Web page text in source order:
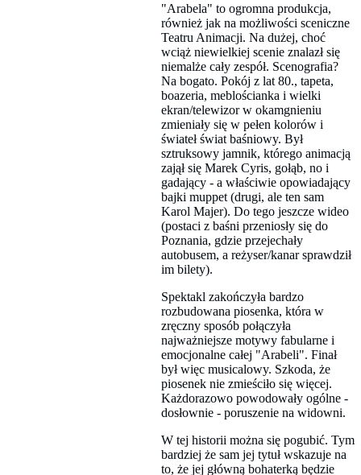
"Arabela" to ogromna produkcja,
również jak na możliwości sceniczne
Teatru Animacji. Na dużej, choć
wciąż niewielkiej scenie znalazł się
niemalże cały zespół. Scenografia?
Na bogato. Pokój z lat 80., tapeta,
boazeria, meblościanka i wielki
ekran/telewizor w okamgnieniu
zmieniały się w pełen kolorów i
świateł świat baśniowy. Był
sztruksowy jamnik, którego animacją
zajął się Marek Cyris, gołąb, no i
gadający - a właściwie opowiadający
bajki muppet (drugi, ale ten sam
Karol Majer). Do tego jeszcze wideo
(postaci z baśni przeniosły się do
Poznania, gdzie przejechały
autobusem, a reżyser/kanar sprawdził
im bilety).
Spektakl zakończyła bardzo
rozbudowana piosenka, która w
zręczny sposób połączyła
najważniejsze motywy fabularne i
emocjonalne całej "Arabeli". Finał
był więc musicalowy. Szkoda, że
piosenek nie zmieściło się więcej.
Każdorazowo powodowały ogólne -
dosłownie - poruszenie na widowni.
W tej historii można się pogubić. Tym
bardziej że sam jej tytuł wskazuje na
to, że jej główną bohaterką będzie